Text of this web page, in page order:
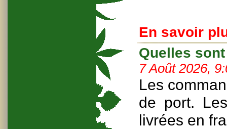
En savoir
Quelles
7 Août 2026,
Les
de port.
livrées en